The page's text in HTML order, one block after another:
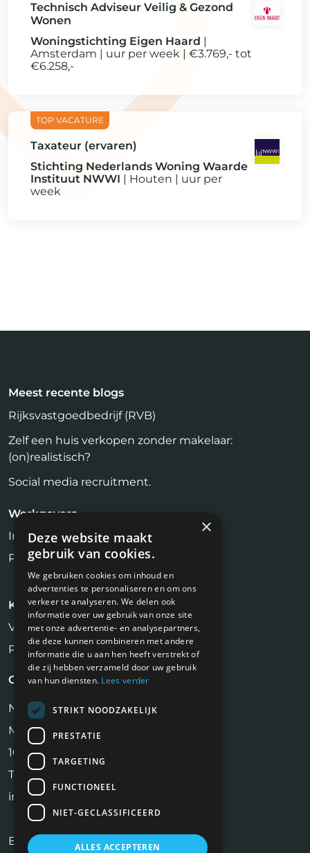
Technisch Adviseur Veilig & Gezond
Wonen
Woningstichting Eigen Haard
Amsterdam
uur per week
€3.769,- tot
€6.258,-
Taxateur (ervaren)
Stichting Nederlands Woning Waarde
Instituut NWWI
Houten
uur per
week
Meest recente blogs
Rijksvastgoedbedrijf (RVB)
Zelf een huis verkopen zonder makelaar:
(on)realistisch?
Social media recruitment.
Werkgevers
Inloggen
Plaats vacature
Kandidaten
Vastgoed Vacatures
Profiel aanmaken
Contact
NiVa Media
Maassluisstraat 2
1062 GD Amsterdam
Tel:
06 17 13 90 41
info@vastgoedfuncties.nl
Bekijk ook onze andere website:
×
Deze website maakt
gebruik van cookies.
We gebruiken cookies om inhoud en
advertenties te personaliseren en om ons
verkeer te analyseren. We delen ook
informatie over uw gebruik van onze site
met onze advertentie- en analysepartners,
die deze kunnen combineren met andere
informatie die u aan hen heeft verstrekt of
die zij hebben verzameld door uw gebruik
van hun diensten. Lees verder
STRIKT NOODZAKELIJK
PRESTATIE
TARGETING
FUNCTIONEEL
NIET-GECLASSIFICEERD
ALLES ACCEPTEREN